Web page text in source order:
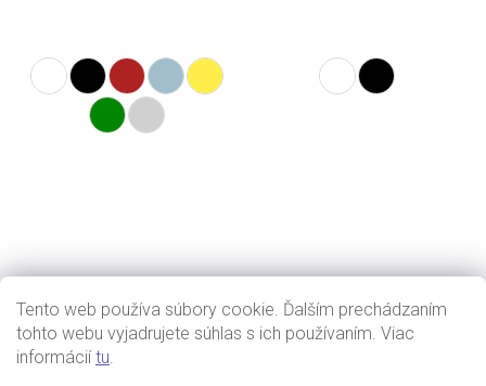
Tento web používa súbory cookie. Ďalším prechádzaním
tohto webu vyjadrujete súhlas s ich používaním. Viac
informáciítu.